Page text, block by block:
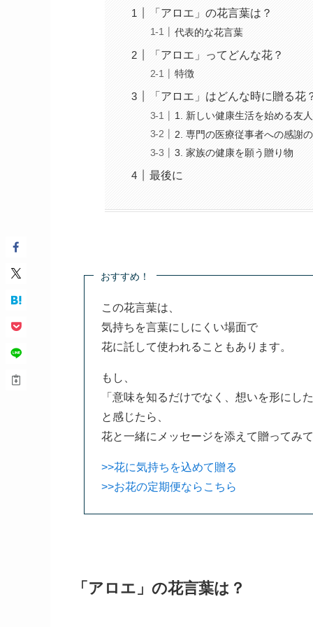
「アロエ」の花言葉は？
代表的な花言葉
「アロエ」ってどんな花？
特徴
「アロエ」はどんな時に贈る花
1. 新しい健康生活を始める友
2. 専門の医療従事者への感謝
3. 家族の健康を願う贈り物
最後に
おすすめ！
この花言葉は、
気持ちを言葉にしにくい場面で
花に託して使われることもあります。
もし、
「意味を知るだけでなく、想いを形にした
と感じたら、
花と一緒にメッセージを添えて贈ってみ
>>花に気持ちを込めて贈る
>>お花の定期便ならこちら
「アロエ」の花言葉は？